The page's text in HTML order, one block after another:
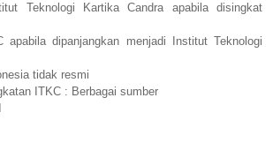
Teknologi Kartika Candra apabila disingkat
apabila dipanjangkan menjadi Institut Teknologi
tidak resmi
ITKC : Berbagai sumber